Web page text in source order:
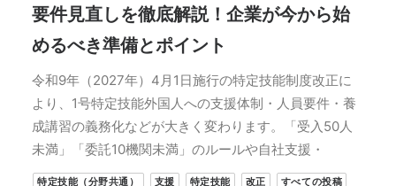
要件見直しを徹底解説！企業が今から始
めるべき準備とポイント
令和9年（2027年）4月1日施行の特定技能制度改正に
より、1号特定技能外国人への支援体制・人員要件・養
成講習の義務化などが大きく変わります。「受入50人
未満」「委託10機関未満」のルールや自社支援・
特定技能（分野共通） 支援 特定技能 改正 すべての投稿